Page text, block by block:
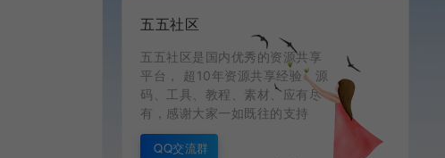
五五社区
五五社区是国内优秀的资源共享
平台， 超10年资源共享经验，源
码、工具、教程、素材、应有尽
有，感谢大家一如既往的支持
QQ交流群